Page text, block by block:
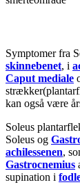
Symptomer fra
skinnebenet, i
Caput mediale
kan også være
Soleus
Soleus og
achilessenen,
Gastrocnemius
supination i